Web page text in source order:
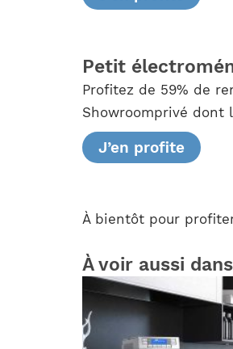
Petit
Profitez de 59% de
Showroomprivé dont
J’en profite
À bientôt pour
À voir aussi